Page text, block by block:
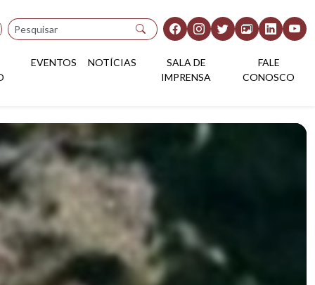
Pesquisar
EVENTOS NOTÍCIAS
SALA DE
IMPRENSA
FALE
CONOSCO